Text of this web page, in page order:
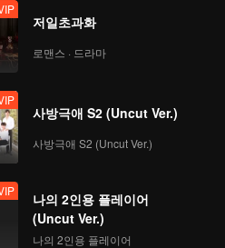
介质id上
传-836728827800
介质id上
传-839863181952
吐槽大会 第5季_吐槽大
会S5上_10.mp4
저일초과화
로맨스 · 드라마
사방극애 S2 (Uncut Ver.)
사방극애 S2 (Uncut Ver.)
나의 2인용 플레이어
(Uncut Ver.)
나의 2인용 플레이어